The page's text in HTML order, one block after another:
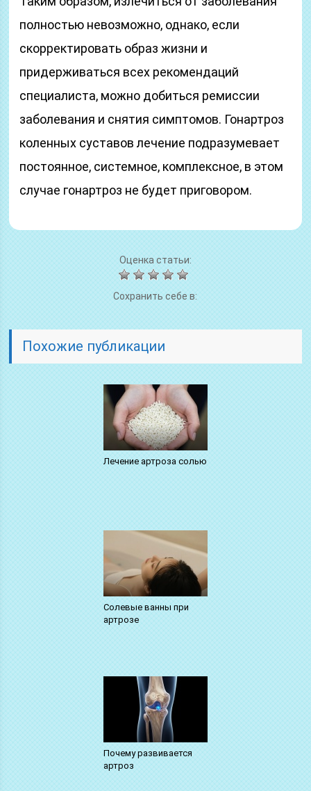
полностью невозможно, однако, если
скорректировать образ жизни и
придерживаться всех рекомендаций
специалиста, можно добиться ремиссии
заболевания и снятия симптомов. Гонартроз
коленных суставов лечение подразумевает
постоянное, системное, комплексное, в этом
случае гонартроз не будет приговором.
Оценка статьи:
Сохранить себе в:
Похожие публикации
Лечение артроза солью
Солевые ванны при
артрозе
Почему развивается
артроз